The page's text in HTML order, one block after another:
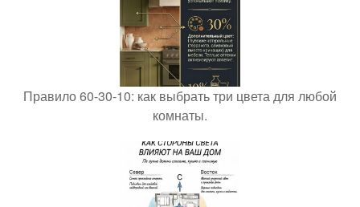
Правило 60-30-10: как выбрать три цвета для любой
комнаты.